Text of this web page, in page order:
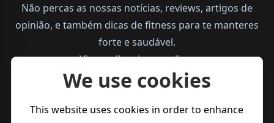
Não percas as nossas notícias, reviews, artigos de
opinião, e também dicas de fitness para te manteres
forte e saudável.
Vive melhor, joga melhor.
We use cookies
This website uses cookies in order to enhance